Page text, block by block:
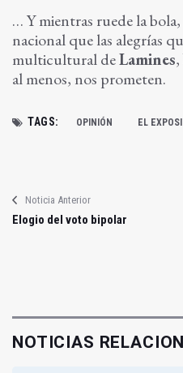
… Y mientras ruede la
nacional que las alegrías
multicultural deLamines,
al menos, nos prometen.
TAGS: OPINIÓN EL
Noticia Anterior
Elogio del voto bipolar
NOTICIAS